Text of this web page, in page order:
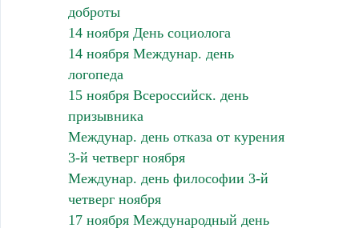
доброты
14 ноября День социолога
14 ноября Междунар. день
логопеда
15 ноября Всероссийск. день
призывника
Междунар. день отказа от курения
3-й четверг ноября
Междунар. день философии 3-й
четверг ноября
17 ноября Международный день